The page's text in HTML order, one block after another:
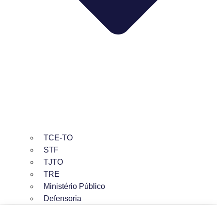
TCE-TO
STF
TJTO
TRE
Ministério Público
Defensoria